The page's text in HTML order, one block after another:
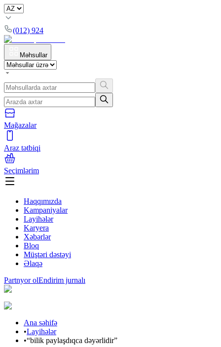
(012) 924
Məhsullar
Mağazalar
Araz tətbiqi
Seçimlərim
Haqqımızda
Kampaniyalar
Layihələr
Karyera
Xəbərlər
Bloq
Müştəri dəstəyi
Əlaqə
Partnyor olEndirim jurnalı
Ana səhifə
•Layihələr
•“bilik paylaşdıqca dəyərlidir”